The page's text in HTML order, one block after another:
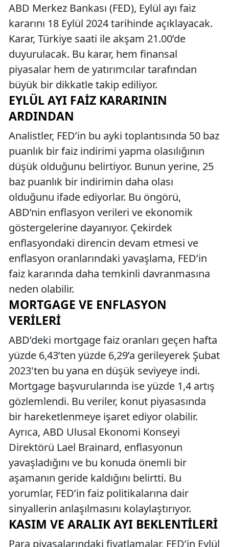
ABD Merkez Bankası (FED), Eylül ayı faiz
kararını 18 Eylül 2024 tarihinde açıklayacak.
Karar, Türkiye saati ile akşam 21.00’de
duyurulacak. Bu karar, hem finansal
piyasalar hem de yatırımcılar tarafından
büyük bir dikkatle takip ediliyor.
EYLÜL AYI FAIZ KARARININ
ARDINDAN
Analistler, FED’in bu ayki toplantısında 50 baz
puanlık bir faiz indirimi yapma olasılığının
düşük olduğunu belirtiyor. Bunun yerine, 25
baz puanlık bir indirimin daha olası
olduğunu ifade ediyorlar. Bu öngörü,
ABD’nin enflasyon verileri ve ekonomik
göstergelerine dayanıyor. Çekirdek
enflasyondaki direncin devam etmesi ve
enflasyon oranlarındaki yavaşlama, FED’in
faiz kararında daha temkinli davranmasına
neden olabilir.
MORTGAGE VE ENFLASYON
VERILERI
ABD’deki mortgage faiz oranları geçen hafta
yüzde 6,43’ten yüzde 6,29’a gerileyerek Şubat
2023'ten bu yana en düşük seviyeye indi.
Mortgage başvurularında ise yüzde 1,4 artış
gözlemlendi. Bu veriler, konut piyasasında
bir hareketlenmeye işaret ediyor olabilir.
Ayrıca, ABD Ulusal Ekonomi Konseyi
Direktörü Lael Brainard, enflasyonun
yavaşladığını ve bu konuda önemli bir
aşamanın geride kaldığını belirtti. Bu
yorumlar, FED’in faiz politikalarına dair
sinyallerin anlaşılmasını kolaylaştırıyor.
KASIM VE ARALIK AYI BEKLENTILERI
Para piyasalarındaki fiyatlamalar, FED’in Eylül